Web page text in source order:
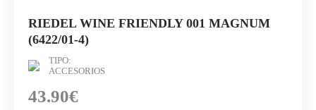
RIEDEL WINE FRIENDLY 001 MAGNUM
(6422/01-4)
TIPO:
ACCESORIOS
43.90€